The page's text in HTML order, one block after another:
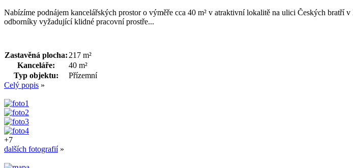
Nabízíme podnájem kancelářských prostor o výměře cca 40 m² v atraktivní lokalitě na ulici Českých bratří
odborníky vyžadující klidné pracovní prostře...
Zastavěná plocha: 217 m²
Kanceláře:
40 m²
Typ objektu:
Přízemní
Celý popis »
+7
dalších fotografií»